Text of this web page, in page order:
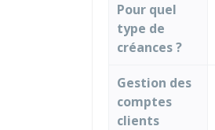
Pour quel
type de
créances ?
Gestion des
comptes
clients